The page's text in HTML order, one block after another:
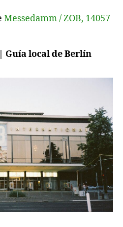
Messedamm / ZOB, 14057
Guía local de Berlín